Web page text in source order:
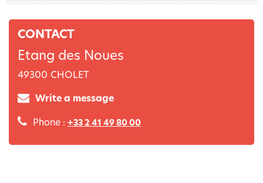
CONTACT
Etang des Noues
49300 CHOLET
Write a message
Phone : +33 2 41 49 80 00